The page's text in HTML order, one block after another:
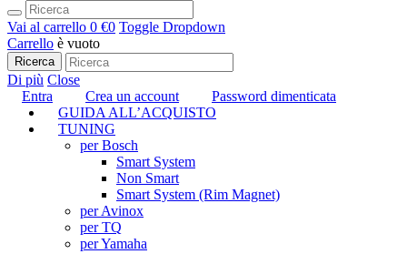
Vai al carrello 0 €0 Toggle Dropdown
Carrello è vuoto
Ricerca
Di più Close
Entra
Crea un account
Password dimenticata
GUIDA ALL’ACQUISTO
TUNING
per Bosch
Smart System
Non Smart
Smart System (Rim Magnet)
per Avinox
per TQ
per Yamaha